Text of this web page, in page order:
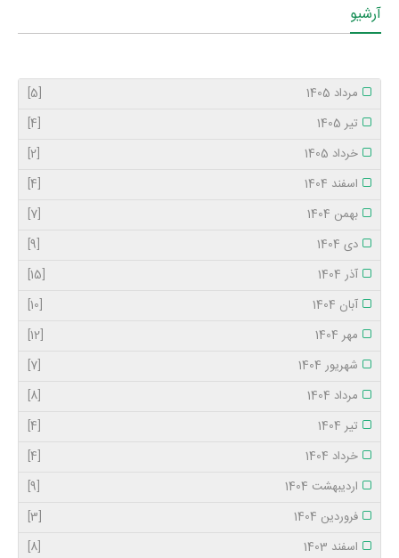
آرشیو
مرداد 1405
[5]
تیر 1405
[4]
خرداد 1405
[2]
اسفند 1404
[4]
بهمن 1404
[7]
دی 1404
[9]
آذر 1404
[15]
آبان 1404
[10]
مهر 1404
[12]
شهریور 1404
[7]
مرداد 1404
[8]
تیر 1404
[4]
خرداد 1404
[4]
اردیبهشت 1404
[9]
فروردین 1404
[3]
اسفند 1403
[8]